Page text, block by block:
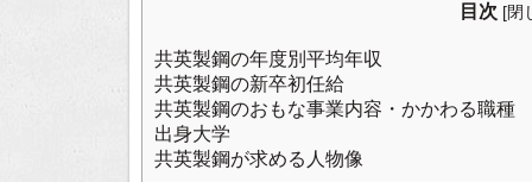
目次 [閉
共英製鋼の年度別平均年収
共英製鋼の新卒初任給
共英製鋼のおもな事業内容・かかわる職種
出身大学
共英製鋼が求める人物像